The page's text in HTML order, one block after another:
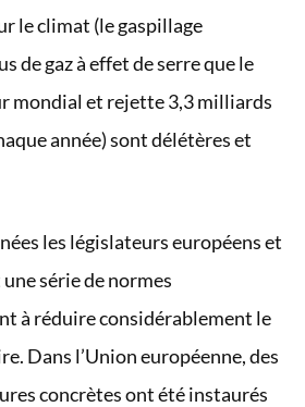
le climat (le gaspillage
de gaz à effet de serre que le
mondial et rejette 3,3 milliards
année) sont délétères et
les législateurs européens et
série de normes
à réduire considérablement le
Dans l’Union européenne, des
concrètes ont été instaurés